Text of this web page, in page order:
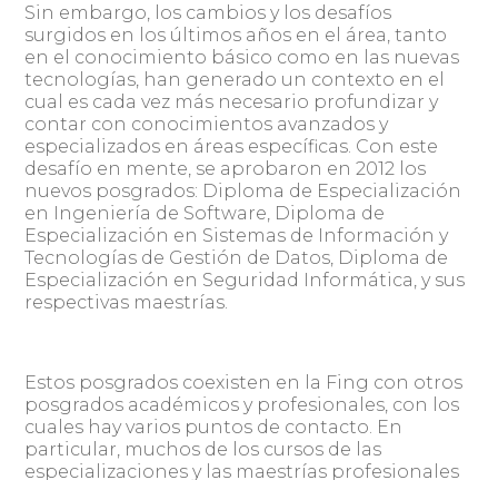
Sin embargo, los cambios y los desafíos
surgidos en los últimos años en el área, tanto
en el conocimiento básico como en las nuevas
tecnologías, han generado un contexto en el
cual es cada vez más necesario profundizar y
contar con conocimientos avanzados y
especializados en áreas específicas. Con este
desafío en mente, se aprobaron en 2012 los
nuevos posgrados: Diploma de Especialización
en Ingeniería de Software, Diploma de
Especialización en Sistemas de Información y
Tecnologías de Gestión de Datos, Diploma de
Especialización en Seguridad Informática, y sus
respectivas maestrías.
Estos posgrados coexisten en la Fing con otros
posgrados académicos y profesionales, con los
cuales hay varios puntos de contacto. En
particular, muchos de los cursos de las
especializaciones y las maestrías profesionales